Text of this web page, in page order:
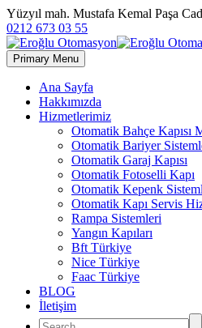
Yüzyıl mah. Mustafa Kemal Paşa
0212 673 03 55
Primary Menu
Ana Sayfa
Hakkımızda
Hizmetlerimiz
Otomatik Bahçe Kapısı
Otomatik Bariyer
Otomatik Garaj Kapısı
Otomatik Fotoselli Kapı
Otomatik Kepenk
Otomatik Kapı Servis
Rampa Sistemleri
Yangın Kapıları
Bft Türkiye
Nice Türkiye
Faac Türkiye
BLOG
İletişim